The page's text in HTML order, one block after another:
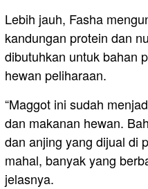
Lebih jauh, Fasha
kandungan protein dan
dibutuhkan untuk bahan
hewan peliharaan.
“Maggot ini sudah
dan makanan hewan.
dan anjing yang dijual di
mahal, banyak yang
jelasnya.